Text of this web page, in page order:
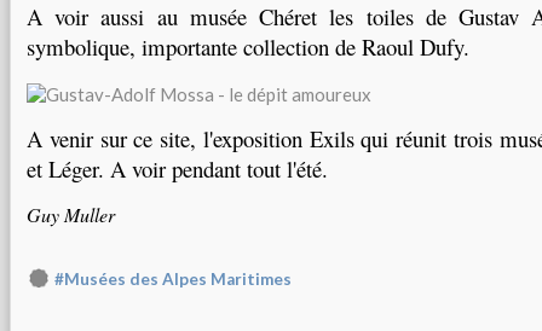
A voir aussi au musée Chéret les toiles de Gustav
symbolique, importante collection de Raoul Dufy.
A venir sur ce site, l'exposition Exils qui réunit trois
et Léger. A voir pendant tout l'été.
Guy Muller
#Musées des Alpes Maritimes